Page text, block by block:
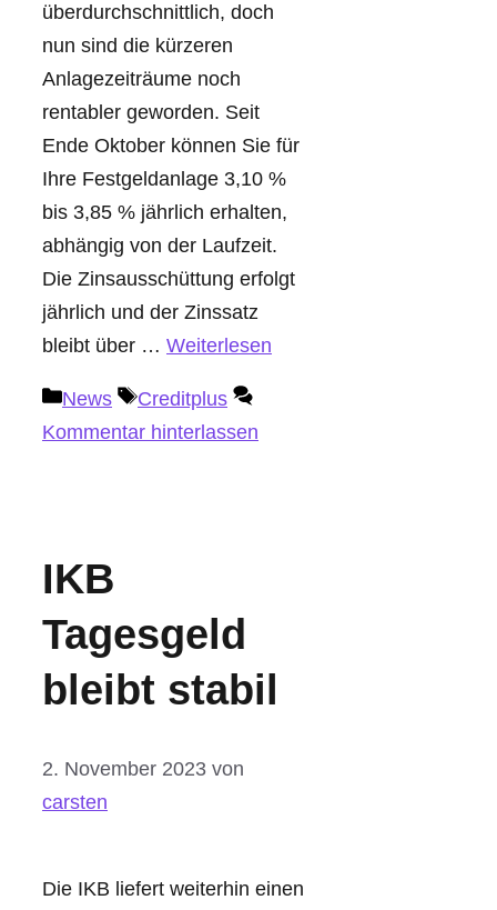
überdurchschnittlich, doch
nun sind die kürzeren
Anlagezeiträume noch
rentabler geworden. Seit
Ende Oktober können Sie für
Ihre Festgeldanlage 3,10 %
bis 3,85 % jährlich erhalten,
abhängig von der Laufzeit.
Die Zinsausschüttung erfolgt
jährlich und der Zinssatz
bleibt über … Weiterlesen
Kategorien
News Schlagwörter
Creditplus
Kommentar hinterlassen
IKB
Tagesgeld
bleibt stabil
2. November 2023 von
carsten
Die IKB liefert weiterhin einen